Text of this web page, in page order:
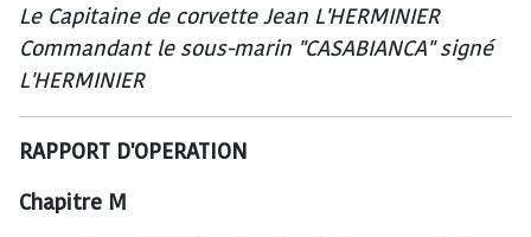
Le Capitaine de corvette Jean L'HERMINIER
Commandant le sous-marin "CASABIANCA" signé
L'HERMINIER
RAPPORT D'OPERATION
Chapitre M